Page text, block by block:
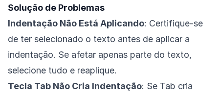
Solução de Problemas
Indentação Não Está Aplicando: Certifique-se
de ter selecionado o texto antes de aplicar a
indentação. Se afetar apenas parte do texto,
selecione tudo e reaplique.
Tecla Tab Não Cria Indentação: Se Tab cria